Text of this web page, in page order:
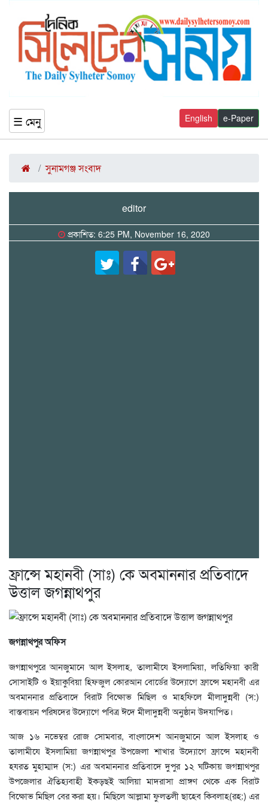
☰ মেনু e-Paper
English
সুনামগঞ্জ সংবাদ
editor
প্রকাশিত: 6:25 PM, November 16, 2020
ফ্রান্সে মহানবী (সাঃ) কে অবমাননার প্রতিবাদে
উত্তাল জগন্নাথপুর
জগন্নাথপুর অফিস
জগন্নাথপুরে আনজুমানে আল ইসলাহ, তালামীযে ইসলামিয়া, লতিফিয়া ক্বারী
সোসাইটি ও ইয়াকুবিয়া হিফজুল কোরআন বোর্ডের উদ্যোগে ফ্রান্সে মহানবী এর
অবমাননার প্রতিবাদে বিরাট বিক্ষোভ মিছিল ও মাহফিলে মীলাদুন্নবী (স:)
বাস্তবায়ন পরিষদের উদ্যোগে পবিত্র ঈদে মীলাদুন্নবী অনুষ্ঠান উদযাপিত।
আজ ১৬ নভেম্বর রোজ সোমবার, বাংলাদেশ আনজুমানে আল ইসলাহ ও
তালামীযে ইসলামিয়া জগন্নাথপুর উপজেলা শাখার উদ্যোগে ফ্রান্সে মহানবী
হযরত মুহাম্মাদ (স:) এর অবমাননার প্রতিবাদে দুপুর ১২ ঘটিকায় জগন্নাথপুর
উপজেলার ঐতিহ্যবাহী ইকড়ছই আলিয়া মাদরাসা প্রাঙ্গণ থেকে এক বিরাট
বিক্ষোভ মিছিল বের করা হয়। মিছিলে আল্লামা ফুলতলী ছাহেব কিবলাহ(রহ:) এর